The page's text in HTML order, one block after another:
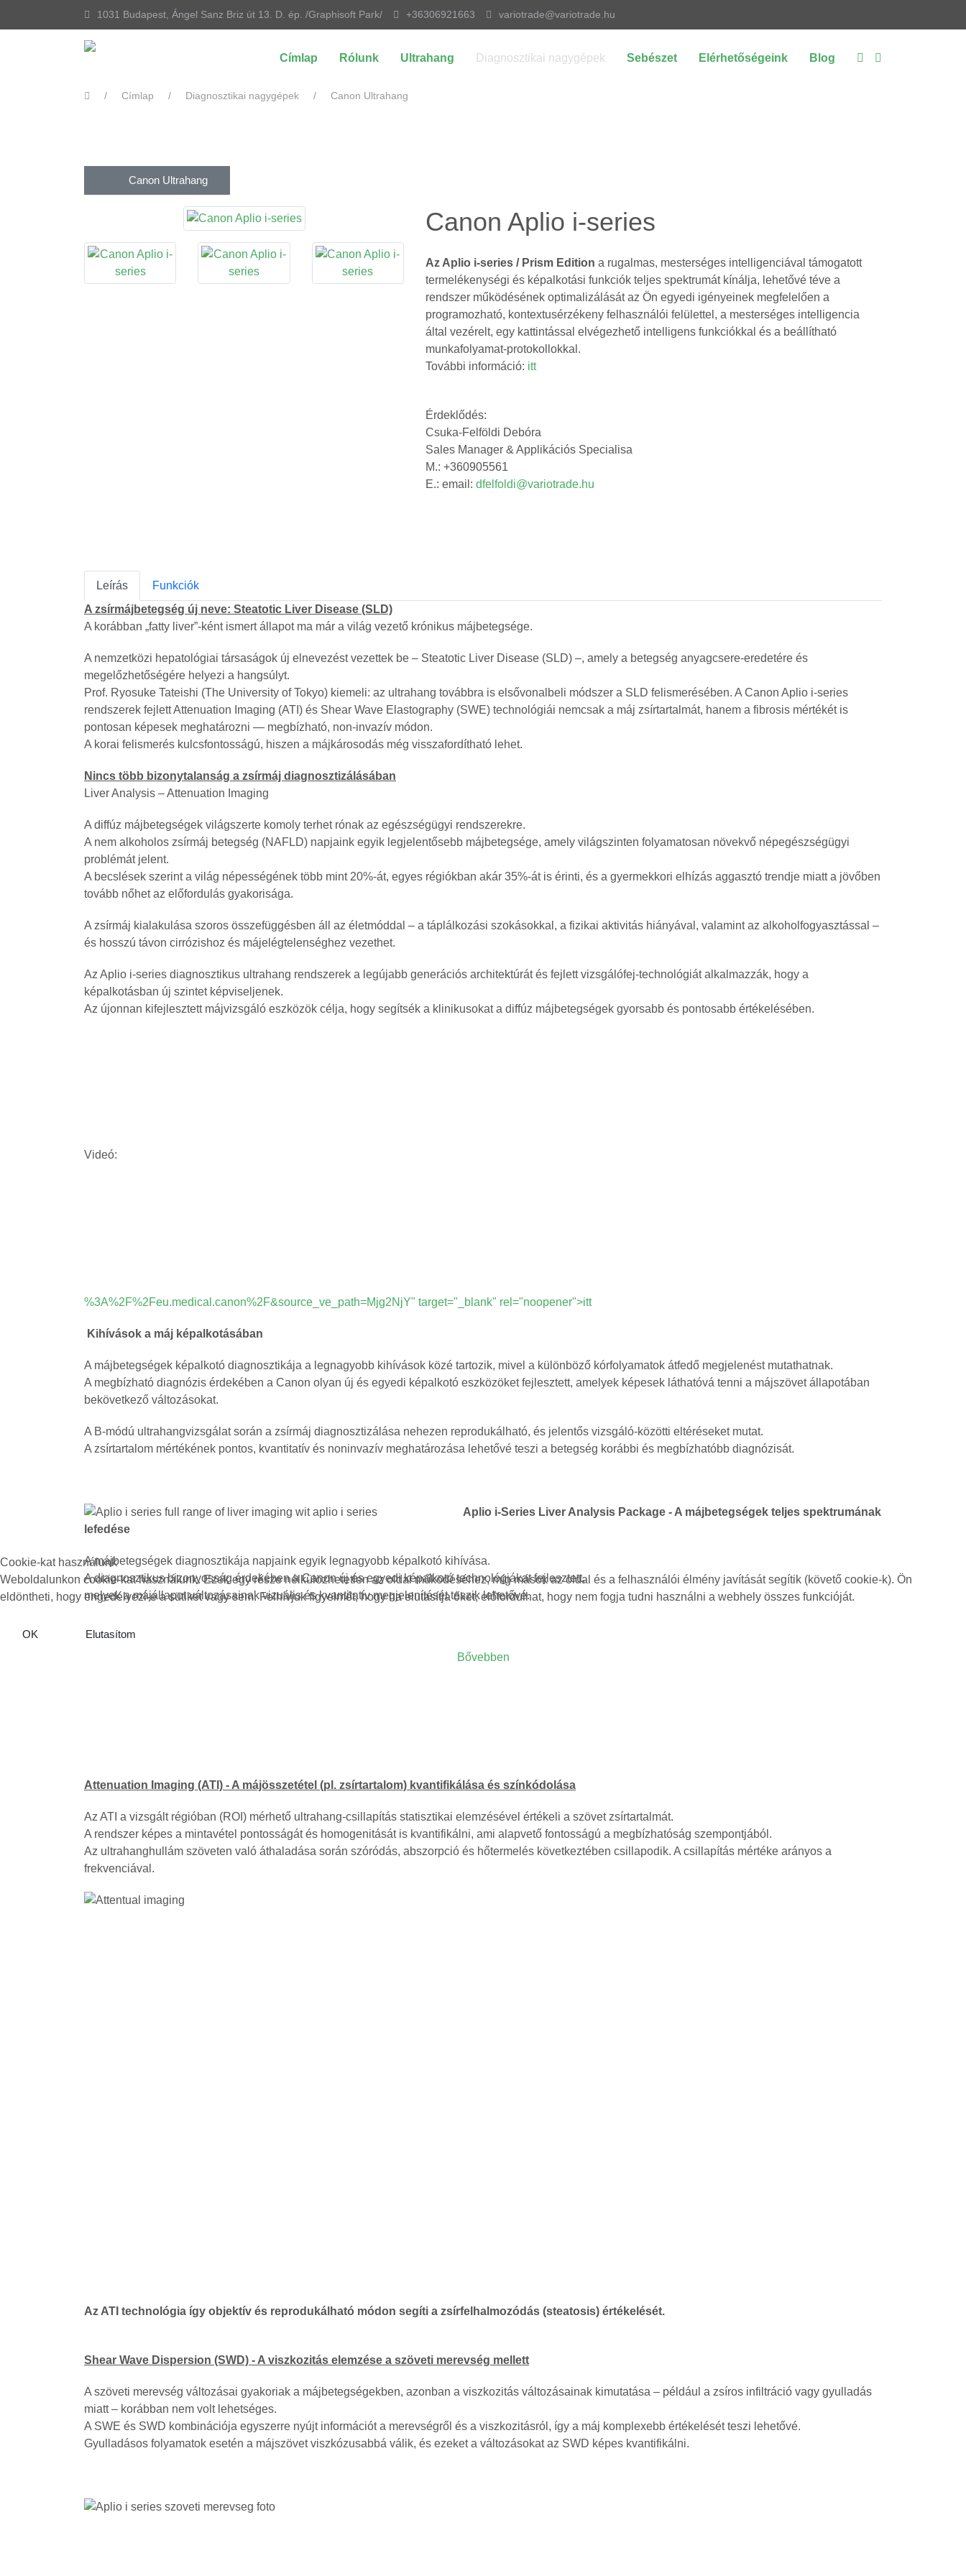
1031 Budapest, Ángel Sanz Briz út 13. D. ép. /Graphisoft Park/ +36306921663 variotrade@variotrade.hu
Címlap Rólunk Ultrahang Diagnosztikai nagygépek Sebészet Elérhetőségeink Blog
Címlap Diagnosztikai nagygépek Canon Ultrahang
Canon Ultrahang
Canon Aplio i-series
Az Aplio i-series / Prism Edition a rugalmas, mesterséges intelligenciával támogatott
termelékenységi és képalkotási funkciók teljes spektrumát kínálja, lehetővé téve a
rendszer működésének optimalizálását az Ön egyedi igényeinek megfelelően a
programozható, kontextusérzékeny felhasználói felülettel, a mesterséges intelligencia
által vezérelt, egy kattintással elvégezhető intelligens funkciókkal és a beállítható
munkafolyamat-protokollokkal.
További információ: itt
Érdeklődés:
Csuka-Felföldi Debóra
Sales Manager & Applikációs Specialisa
M.: +360905561
E.: email: dfelfoldi@variotrade.hu
Leírás
Funkciók
A zsírmájbetegség új neve: Steatotic Liver Disease (SLD)
A korábban „fatty liver”-ként ismert állapot ma már a világ vezető krónikus májbetegsége.
A nemzetközi hepatológiai társaságok új elnevezést vezettek be – Steatotic Liver Disease (SLD) –, amely a betegség anyagcsere-eredetére és
megelőzhetőségére helyezi a hangsúlyt.
Prof. Ryosuke Tateishi (The University of Tokyo) kiemeli: az ultrahang továbbra is elsővonalbeli módszer a SLD felismerésében. A Canon Aplio i-series
rendszerek fejlett Attenuation Imaging (ATI) és Shear Wave Elastography (SWE) technológiái nemcsak a máj zsírtartalmát, hanem a fibrosis mértékét is
pontosan képesek meghatározni — megbízható, non-invazív módon.
A korai felismerés kulcsfontosságú, hiszen a májkárosodás még visszafordítható lehet.
Nincs több bizonytalanság a zsírmáj diagnosztizálásában
Liver Analysis – Attenuation Imaging
A diffúz májbetegségek világszerte komoly terhet rónak az egészségügyi rendszerekre.
A nem alkoholos zsírmáj betegség (NAFLD) napjaink egyik legjelentősebb májbetegsége, amely világszinten folyamatosan növekvő népegészségügyi
problémát jelent.
A becslések szerint a világ népességének több mint 20%-át, egyes régiókban akár 35%-át is érinti, és a gyermekkori elhízás aggasztó trendje miatt a jövőben
tovább nőhet az előfordulás gyakorisága.
A zsírmáj kialakulása szoros összefüggésben áll az életmóddal – a táplálkozási szokásokkal, a fizikai aktivitás hiányával, valamint az alkoholfogyasztással –
és hosszú távon cirrózishoz és májelégtelenséghez vezethet.
Az Aplio i-series diagnosztikus ultrahang rendszerek a legújabb generációs architektúrát és fejlett vizsgálófej-technológiát alkalmazzák, hogy a
képalkotásban új szintet képviseljenek.
Az újonnan kifejlesztett májvizsgáló eszközök célja, hogy segítsék a klinikusokat a diffúz májbetegségek gyorsabb és pontosabb értékelésében.
Videó:
%3A%2F%2Feu.medical.canon%2F&source_ve_path=Mjg2NjY" target="_blank" rel="noopener">itt
Kihívások a máj képalkotásában
A májbetegségek képalkotó diagnosztikája a legnagyobb kihívások közé tartozik, mivel a különböző kórfolyamatok átfedő megjelenést mutathatnak.
A megbízható diagnózis érdekében a Canon olyan új és egyedi képalkotó eszközöket fejlesztett, amelyek képesek láthatóvá tenni a májszövet állapotában
bekövetkező változásokat.
A B-módú ultrahangvizsgálat során a zsírmáj diagnosztizálása nehezen reprodukálható, és jelentős vizsgáló-közötti eltéréseket mutat.
A zsírtartalom mértékének pontos, kvantitatív és noninvazív meghatározása lehetővé teszi a betegség korábbi és megbízhatóbb diagnózisát.
Aplio i-Series Liver Analysis Package - A májbetegségek teljes spektrumának
lefedése
A májbetegségek diagnosztikája napjaink egyik legnagyobb képalkotó kihívása.
A diagnosztikus bizonyosság érdekében a Canon új és egyedi képalkotó technológiákat fejlesztett,
melyek a májállapot változásainak vizuális és kvantitatív megjelenítését teszik lehetővé.
Attenuation Imaging (ATI) - A májösszetétel (pl. zsírtartalom) kvantifikálása és színkódolása
Az ATI a vizsgált régióban (ROI) mérhető ultrahang-csillapítás statisztikai elemzésével értékeli a szövet zsírtartalmát.
A rendszer képes a mintavétel pontosságát és homogenitását is kvantifikálni, ami alapvető fontosságú a megbízhatóság szempontjából.
Az ultrahanghullám szöveten való áthaladása során szóródás, abszorpció és hőtermelés következtében csillapodik. A csillapítás mértéke arányos a
frekvenciával.
Az ATI technológia így objektív és reprodukálható módon segíti a zsírfelhalmozódás (steatosis) értékelését.
Shear Wave Dispersion (SWD) - A viszkozitás elemzése a szöveti merevség mellett
A szöveti merevség változásai gyakoriak a májbetegségekben, azonban a viszkozitás változásainak kimutatása – például a zsíros infiltráció vagy gyulladás
miatt – korábban nem volt lehetséges.
A SWE és SWD kombinációja egyszerre nyújt információt a merevségről és a viszkozitásról, így a máj komplexebb értékelését teszi lehetővé.
Gyulladásos folyamatok esetén a májszövet viszkózusabbá válik, és ezeket a változásokat az SWD képes kvantifikálni.
Cookie-kat használunk
Weboldalunkon cookie-kat használunk. Ezek egy része nélkülözhetetlen az oldal működéséhez, míg mások az oldal és a felhasználói élmény javítását segítik (követő cookie-k). Ön
eldöntheti, hogy engedélyezi-e a sütiket vagy sem. Felhívjuk figyelmét, hogy ha elutasítja őket, előfordulhat, hogy nem fogja tudni használni a webhely összes funkcióját.
OK
Elutasítom
Bővebben